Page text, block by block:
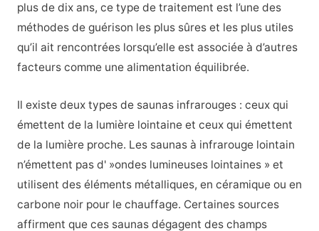
plus de dix ans, ce type de traitement est l’une des
méthodes de guérison les plus sûres et les plus utiles
qu’il ait rencontrées lorsqu’elle est associée à d’autres
facteurs comme une alimentation équilibrée.
Il existe deux types de saunas infrarouges : ceux qui
émettent de la lumière lointaine et ceux qui émettent
de la lumière proche. Les saunas à infrarouge lointain
n’émettent pas d' »ondes lumineuses lointaines » et
utilisent des éléments métalliques, en céramique ou en
carbone noir pour le chauffage. Certaines sources
affirment que ces saunas dégagent des champs